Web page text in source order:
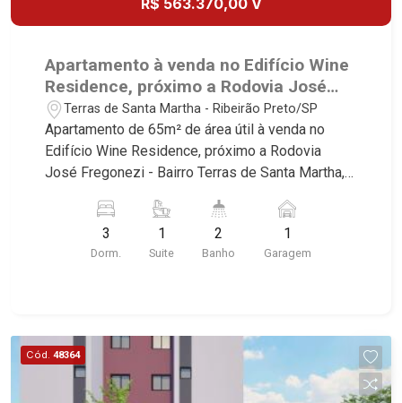
R$ 563.370,00 V
Apartamento à venda no Edifício Wine
Residence, próximo a Rodovia José
Fregonezi - Ribeirão Preto/SP.
Terras de Santa Martha - Ribeirão Preto/SP
Apartamento de 65m² de área útil à venda no
Edifício Wine Residence, próximo a Rodovia
José Fregonezi - Bairro Terras de Santa Martha,
deste imóvel que a Martinelli Imobiliária
selecionou para você: - 65m² de área útil - 2
dormitórios sendo 1 suíte - Banheiro social - Sala
Fiúsa, 1051 - Alto da Boa Vista | Ribeirão Preto.
3
Dorm.
1
Suite
2
Banho
1
Garagem
Cód. 48364